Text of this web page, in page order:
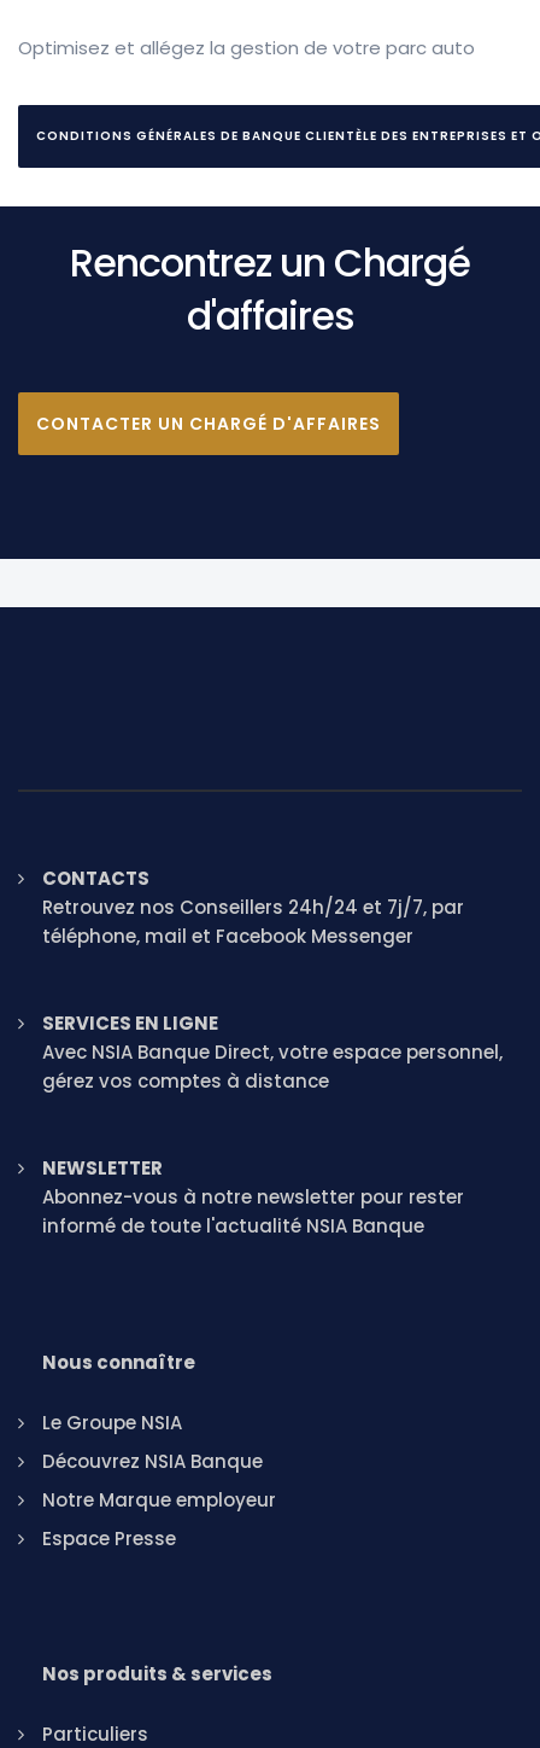
Optimisez et allégez la gestion de votre parc auto
CONDITIONS GÉNÉRALES DE BANQUE CLIENTÈLE DES ENTREPRISES ET
Rencontrez un Chargé
d'affaires
CONTACTER UN CHARGÉ D'AFFAIRES
CONTACTS
Retrouvez nos Conseillers 24h/24 et 7j/7, par
téléphone, mail et Facebook Messenger
SERVICES EN LIGNE
Avec NSIA Banque Direct, votre espace personnel,
gérez vos comptes à distance
NEWSLETTER
Abonnez-vous à notre newsletter pour rester
informé de toute l'actualité NSIA Banque
Nous connaître
Le Groupe NSIA
Découvrez NSIA Banque
Notre Marque employeur
Espace Presse
Nos produits & services
Particuliers